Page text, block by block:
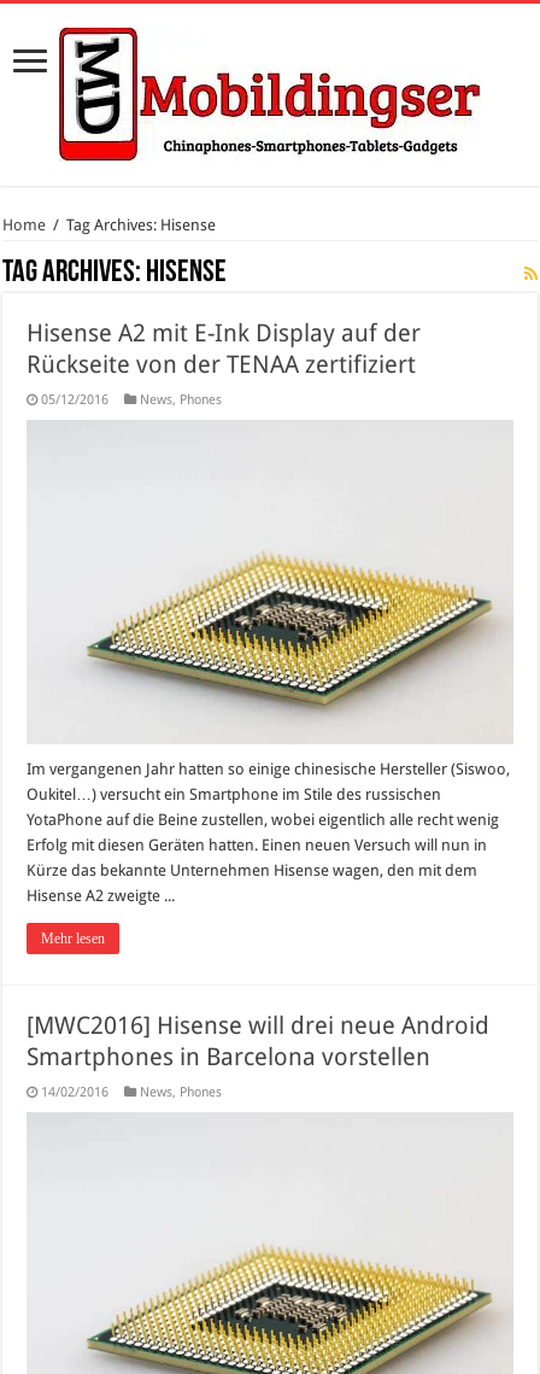
Home / Tag Archives: Hisense
Tag Archives: Hisense
Hisense A2 mit E-Ink Display auf der
Rückseite von der TENAA zertifiziert
05/12/2016 News, Phones
Im vergangenen Jahr hatten so einige chinesische Hersteller (Siswoo,
Oukitel…) versucht ein Smartphone im Stile des russischen
YotaPhone auf die Beine zustellen, wobei eigentlich alle recht wenig
Erfolg mit diesen Geräten hatten. Einen neuen Versuch will nun in
Kürze das bekannte Unternehmen Hisense wagen, den mit dem
Hisense A2 zweigte ...
Mehr lesen
[MWC2016] Hisense will drei neue Android
Smartphones in Barcelona vorstellen
14/02/2016 News, Phones